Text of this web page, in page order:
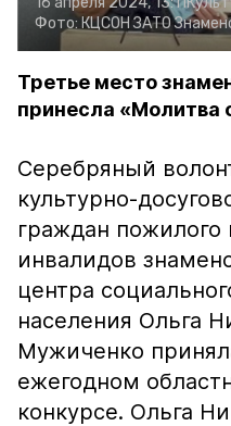
Фото: КЦСОН ЗАТО
Третье место
принесла «Молитва
Серебряный
культурно-
граждан пожилого
инвалидов
центра
населения Ольга
Мужиченко
ежегодном
конкурсе. Ольга